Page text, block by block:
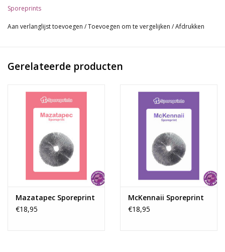
Deze sporeprints bieden een toegangspoort tot diepgaande
psychedelische verkenningen en onthullen de complexe
assortiment van McSmart kun je nieuwe dimensies van
bewustzijn verkennen en onbekende gebieden van gedachten en
onze buitengewone sporeprints en ontgrendel een wereld van
inzicht en verwondering, alleen toegankelijk voor degenen die de
diepte van psychedelica werkelijk begrijpen
Instructies voor het Gebruiken van Sporeprints:
Sporeprints bieden een klassieke en praktische methode om je
eigen Magic Mushroom-culturen te kweken. Hoewel moderne
oplossingen zoals cultuurampullen beter bestand zijn tegen
besmetting, blijven sporeprints populair vanwege hun
authenticiteit en de interactieve ervaring die ze bieden. Elke
Sporeprints
Aan verlanglijst toevoegen /Toevoegen om te vergelijken /Afdrukken
Gerelateerde producten
Mazatapec Sporeprint
€18,95
McKennaii Sporeprint
€18,95